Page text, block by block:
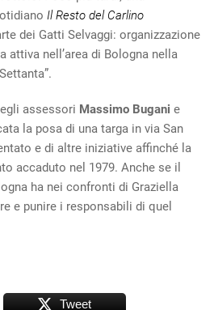
Il Resto del Carlino
dei Gatti Selvaggi: organizzazione
attiva nell’area di Bologna nella
assessori Massimo Bugani e
la posa di una targa in via San
e di altre iniziative affinché la
accaduto nel 1979. Anche se il
ha nei confronti di Graziella
e punire i responsabili di quel
Tweet